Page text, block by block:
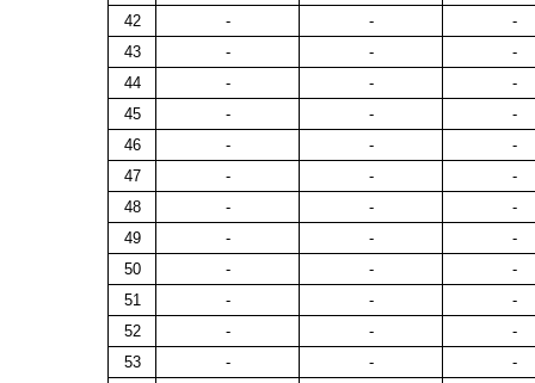
42
- -
-
43
- -
-
44
- -
-
45
- -
-
46
- -
-
47
- -
-
48
- -
-
49
- -
-
50
- -
-
51
- -
-
52
- -
-
53
- -
-